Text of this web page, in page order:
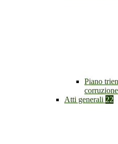
Piano
Atti generali 22